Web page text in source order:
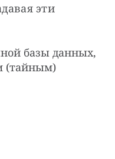
эти
базы данных,
(тайным)